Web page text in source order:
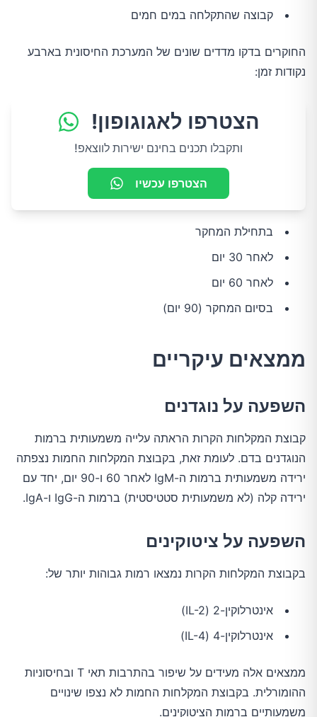
קבוצה שהתקלחה במים חמים
החוקרים בדקו מדדים שונים של המערכת החיסונית בארבע
נקודות זמן:
הצטרפו לאגוגופון!
ותקבלו תכנים בחינם ישירות לווצאפ!
הצטרפו עכשיו
בתחילת המחקר
לאחר 30 יום
לאחר 60 יום
בסיום המחקר (90 יום)
ממצאים עיקריים
השפעה על נוגדנים
קבוצת המקלחות הקרות הראתה עלייה משמעותית ברמות
הנוגדנים בדם. לעומת זאת, בקבוצת המקלחות החמות נצפתה
ירידה משמעותית ברמות ה-IgM לאחר 60 ו-90 יום, יחד עם
ירידה קלה (לא משמעותית סטטיסטית) ברמות ה-IgG ו-IgA.
השפעה על ציטוקינים
בקבוצת המקלחות הקרות נמצאו רמות גבוהות יותר של:
אינטרלוקין-2 (IL-2)
אינטרלוקין-4 (IL-4)
ממצאים אלה מעידים על שיפור בהתרבות תאי T ובחיסוניות
ההומורלית. בקבוצת המקלחות החמות לא נצפו שינויים
משמעותיים ברמות הציטוקינים.